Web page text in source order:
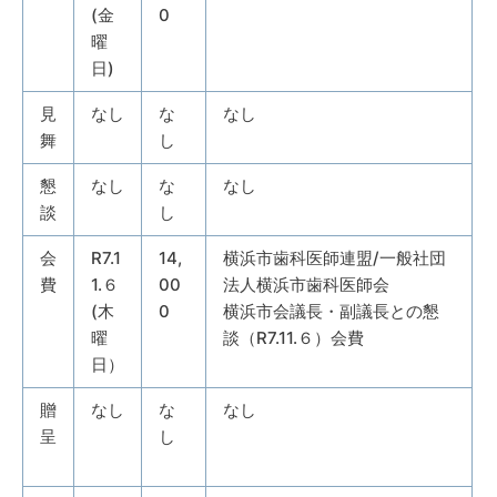
(金
曜
日)
0
見
舞
なし
な
し
なし
懇
談
なし
な
し
なし
会
費
R7.1
1.６
(木
曜
日）
14,
00
0
横浜市歯科医師連盟/一般社団
法人横浜市歯科医師会
横浜市会議長・副議長との懇
談（R7.11.６）会費
贈
呈
なし
な
し
なし